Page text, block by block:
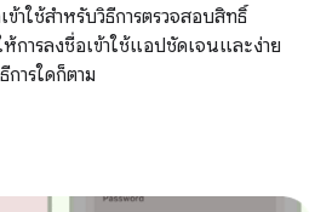
าใช้สำหรับวิธีการตรวจสอบสิทธิ์
ห้การลงชื่อเข้าใช้แอปชัดเจนและง่าย
การใดก็ตาม